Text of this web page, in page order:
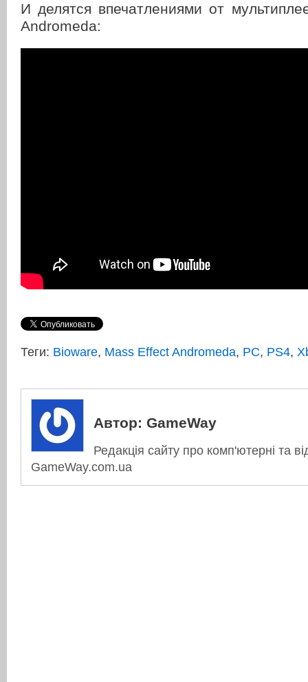
И делятся впечатлениями от
Andromeda:
Теги: Bioware, Mass Effect Andromeda, PC, PS4,
Автор: GameWay
Редакція сайту про комп'ютерні та
GameWay.com.ua